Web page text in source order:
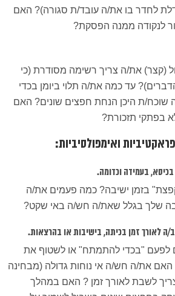
לחדר בו את/ה עובד/ת סגורה)? האם
לנקודה ממנה הפסקת?
(קצר) את/ה צריך רשימה מסודרת (כי
עד כמה את/ה תלוי ביומן בכדי
ת היכן הנחת חפצים שונים? האם
בפתקי תזכורת?
ואימפולסיביות:
בעמידה וכדומה.
בזמן ישיבה? כמה פעמים את/ה
שלך בגלל שאת/ה חש/ה באי שקט?
לאורך זמן בכיתה, בישיבות או בהרצאות.
"בכדי להתמתח" או לשטוף את
האם את/ה חש/ה אי נוחות גדולה (מבחינה
לשבת לאורך זמן ? האם במהלך